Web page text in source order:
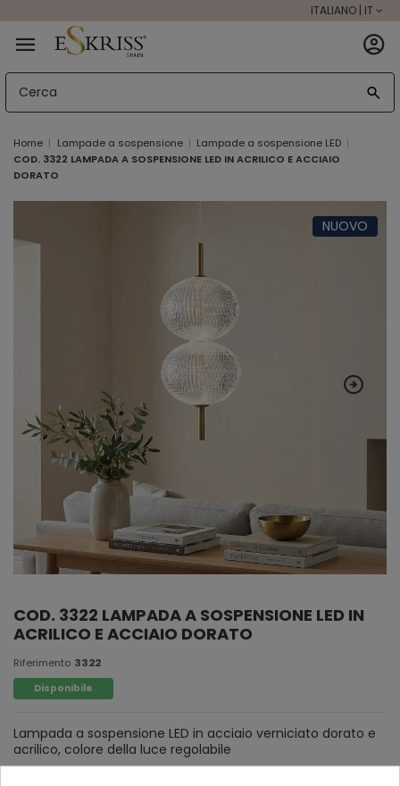
ITALIANO | IT
Home Lampade a sospensione
Lampade a sospensione LED
COD. 3322 LAMPADA A SOSPENSIONE LED IN ACRILICO E ACCIAIO
DORATO
NUOVO
COD. 3322 LAMPADA A SOSPENSIONE LED IN
ACRILICO E ACCIAIO DORATO
Riferimento 3322
Disponibile
Lampada a sospensione LED in acciaio verniciato dorato e
acrilico, colore della luce regolabile